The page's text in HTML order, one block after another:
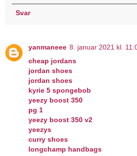
Svar
yanmaneee 8. januar 2021 kl.
cheap jordans
jordan shoes
jordan shoes
kyrie 5 spongebob
yeezy boost 350
pg 1
yeezy boost 350 v2
yeezys
curry shoes
longchamp handbags